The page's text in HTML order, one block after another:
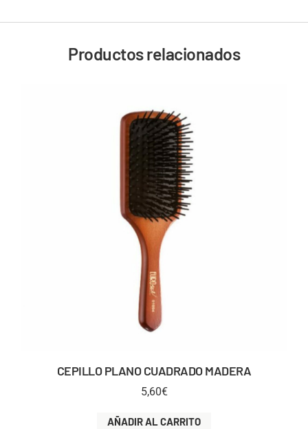
Productos relacionados
CEPILLO PLANO CUADRADO MADERA
5,60€
AÑADIR AL CARRITO